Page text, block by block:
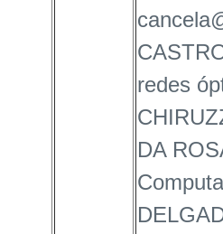
redes
DA